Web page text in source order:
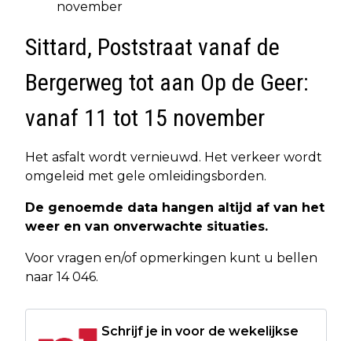
november
Sittard, Poststraat vanaf de
Bergerweg tot aan Op de Geer:
vanaf 11 tot 15 november
Het asfalt wordt vernieuwd. Het verkeer wordt
omgeleid met gele omleidingsborden.
De genoemde data hangen altijd af van het
weer en van onverwachte situaties.
Voor vragen en/of opmerkingen kunt u bellen
naar 14 046.
Schrijf je in voor de wekelijkse